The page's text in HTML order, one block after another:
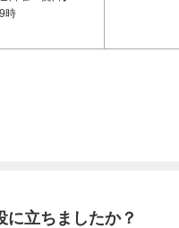
時
に立ちましたか？